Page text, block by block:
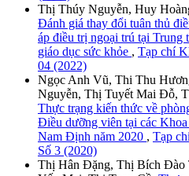
Thị Thúy Nguyễn, Huy
Đánh giá thay đổi tuân thủ
áp điều trị ngoại trú tại Trung
giáo dục sức khỏe , Tạp chí
04 (2022)
Ngọc Anh Vũ, Thi Thu
Nguyễn, Thị Tuyết Mai Đỗ,
Thực trạng kiến thức về
Điều dưỡng viên tại các
Nam Định năm 2020 , Tạp
Số 3 (2020)
Thị Hân Đặng, Thị Bích Đào